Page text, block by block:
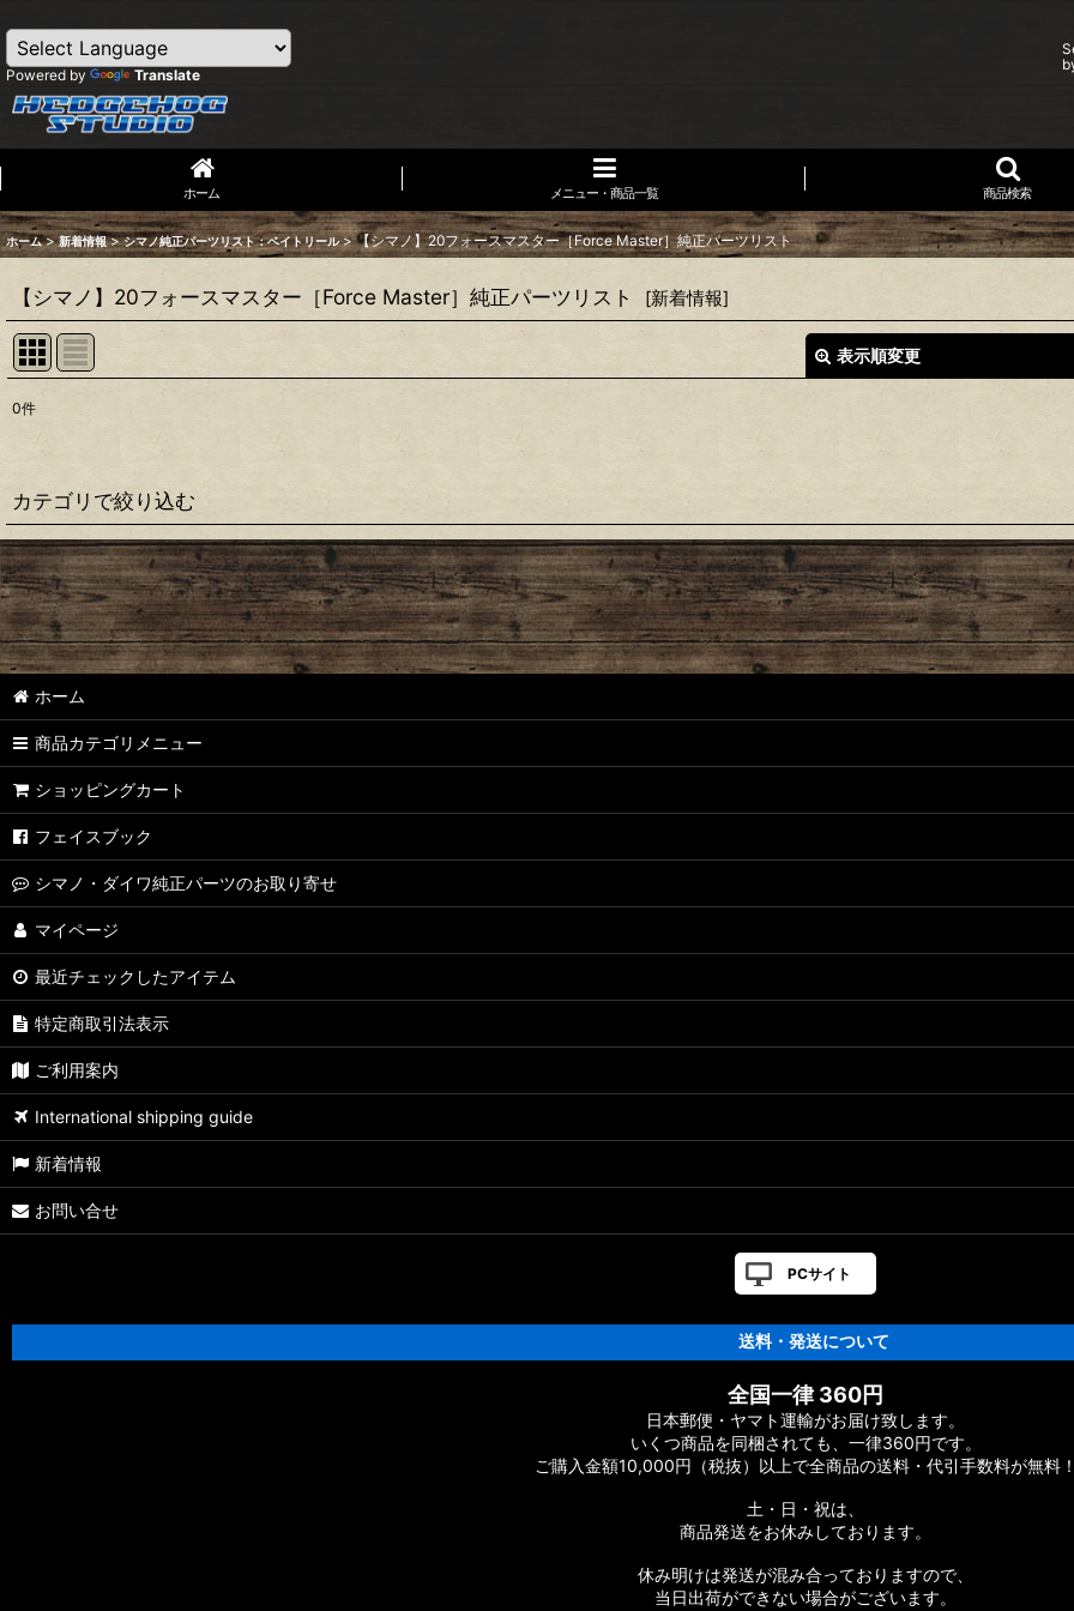
Powered by Translate
ホーム メニュー・商品一覧 商品検索
ホーム > 新着情報 > シマノ純正パーツリスト：ベイトリール > 【シマノ】20フォースマスター［Force Master］純正パーツリスト
【シマノ】20フォースマスター［Force Master］純正パーツリスト [新着情報]
表示順変更
並び順
絞り込む
0件
カテゴリで絞り込む
【シマノ】22アルデバラン BFS［ALDEBARAN］純正パーツリスト
【シマノ】18アルデバラン MGL［ALDEBARAN］純正パーツリスト
【シマノ】16アルデバラン BFS/BFS XG［ALDEBARAN］純正パーツリスト
【シマノ】22メタニウム シャローエディション［Metanium］純正パーツリスト
【シマノ】20メタニウム［Metanium］純正パーツリスト
【シマノ】13メタニウム［Metanium］純正パーツリスト
【シマノ】15メタニウム DC［Metanium］純正パーツリスト
【シマノ】07-08メタニウム Mｇ/MgDC［Metanium］純正パーツリスト
【シマノ】21アンタレス DC［ANTARES］純正パーツリスト
【シマノ】22バンタム［BANTAM MGL］純正パーツリスト
【シマノ】05メタニウム XT［Metanium］純正パーツリスト
【シマノ】19アンタレス［ANTARES］純正パーツリスト
【シマノ】18アンタレス DC MD XG［ANTARES］純正パーツリスト
ホーム
商品カテゴリメニュー
ショッピングカート
フェイスブック
シマノ・ダイワ純正パーツのお取り寄せ
マイページ
最近チェックしたアイテム
特定商取引法表示
ご利用案内
International shipping guide
新着情報
お問い合せ
PCサイト
送料・発送について
全国一律 360円
日本郵便・ヤマト運輸がお届け致します。
いくつ商品を同梱されても、一律360円です。
ご購入金額10,000円（税抜）以上で全商品の送料・代引手数料が無料
土・日・祝は、
商品発送をお休みしております。
休み明けは発送が混み合っておりますので、
当日出荷ができない場合がございます。